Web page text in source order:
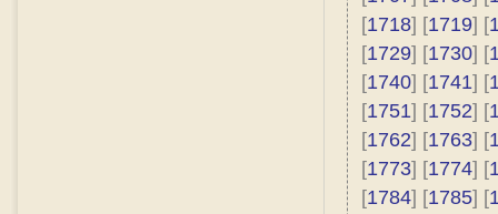
[1718] [1719] [
[1729] [1730] [
[1740] [1741] [
[1751] [1752] [
[1762] [1763] [
[1773] [1774] [
[1784] [1785] [